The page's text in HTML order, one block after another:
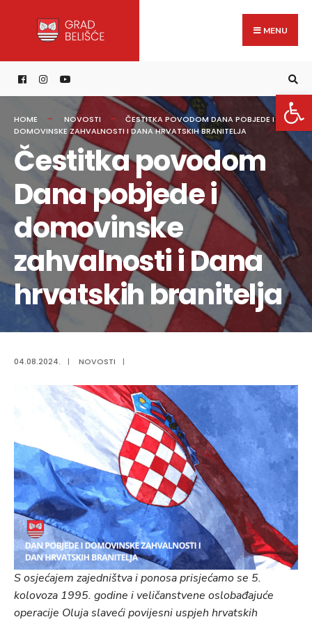
content
MENU
HOME NOVOSTI
ČESTITKA POVODOM DANA POBJEDE I
DOMOVINSKE ZAHVALNOSTI I DANA HRVATSKIH BRANITELJA
Čestitka povodom
Dana pobjede i
domovinske
zahvalnosti i Dana
hrvatskih branitelja
04.08.2024. | NOVOSTI |
S osjećajem zajedništva i ponosa prisjećamo se 5.
kolovoza 1995. godine i veličanstvene oslobađajuće
operacije Oluja slaveći povijesni uspjeh hrvatskih
for: